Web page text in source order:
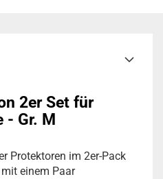
2er Set für
- Gr. M
Protektoren im 2er-Pack
einem Paar